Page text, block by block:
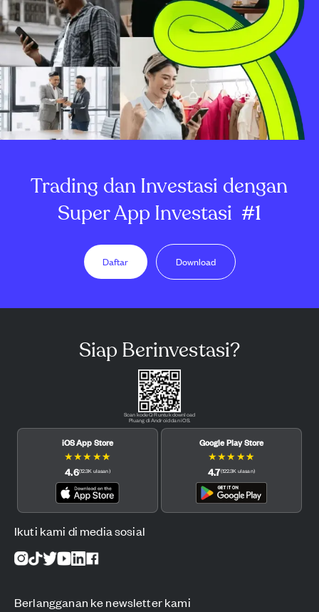
Trading dan Investasi dengan
Super App Investasi #1
Daftar Download
Siap Berinvestasi?
Scan kode QR untuk download
Pluang di Android dan iOS.
iOS App Store
★★★ ★★
4.6(12.3K ulasan)
Google Play Store
★★★ ★★
4.7(122.3K ulasan)
Ikuti kami di media sosial
Berlangganan ke newsletter kami